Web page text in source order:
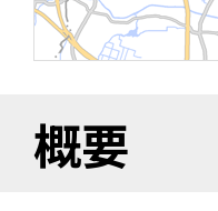
概要